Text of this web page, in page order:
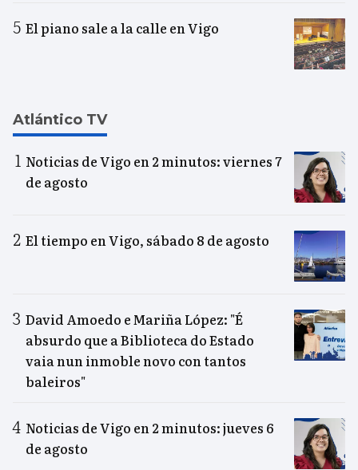
El piano sale a la calle en Vigo
Atlántico TV
Noticias de Vigo en 2 minutos: viernes 7
de agosto
El tiempo en Vigo, sábado 8 de agosto
David Amoedo e Mariña López: "É
absurdo que a Biblioteca do Estado
vaia nun inmoble novo con tantos
baleiros"
Noticias de Vigo en 2 minutos: jueves 6
de agosto